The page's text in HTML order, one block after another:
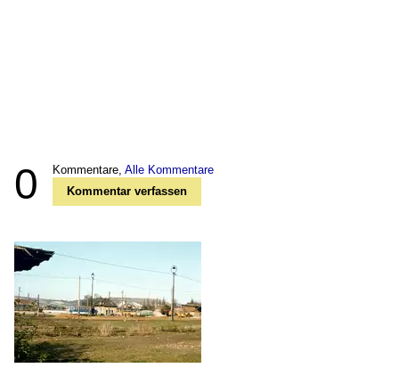
0 Kommentare, Alle Kommentare
Kommentar verfassen